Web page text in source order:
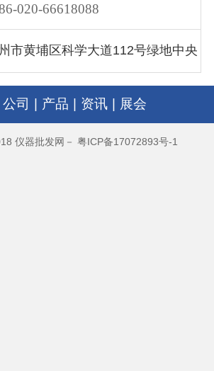
020-66618088
市黄埔区科学大道112号绿地中央
公司 产品 资讯 展会
仪器批发网－ 粤ICP备17072893号-1